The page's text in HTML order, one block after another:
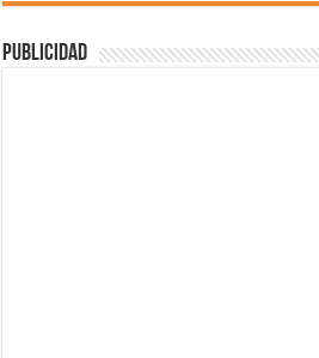
Publicidad